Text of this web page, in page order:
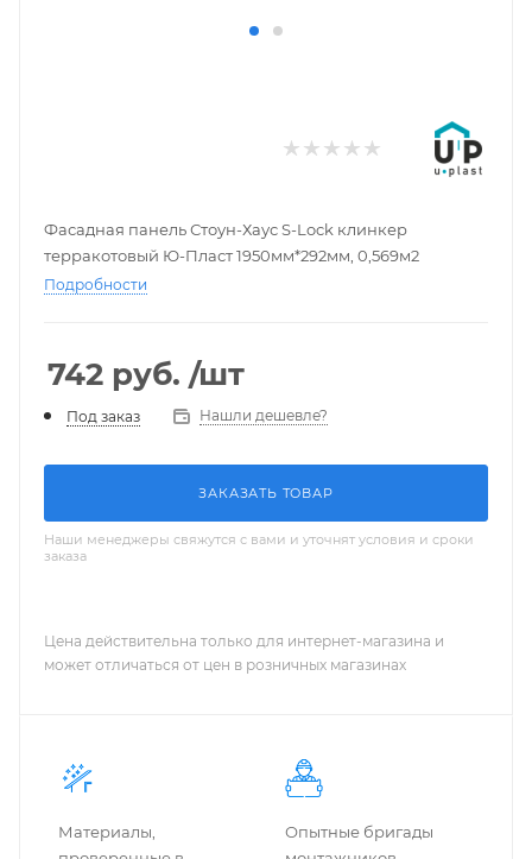
Фасадная панель Стоун-Хаус S-Lock клинкер
терракотовый Ю-Пласт 1950мм*292мм, 0,569м2
Подробности
742 руб. /шт
Под заказ Нашли дешевле?
ЗАКАЗАТЬ ТОВАР
Наши менеджеры свяжутся с вами и уточнят условия и сроки
заказа
Цена действительна только для интернет-магазина и
может отличаться от цен в розничных магазинах
Материалы,
Опытные бригады